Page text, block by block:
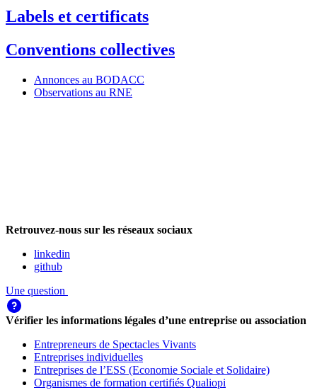
Labels et certificats
Conventions collectives
Annonces au BODACC
Observations au RNE
Retrouvez-nous sur les réseaux sociaux
linkedin
github
Une question
Vérifier les informations légales d’une entreprise ou association
Entrepreneurs de Spectacles Vivants
Entreprises individuelles
Entreprises de l’ESS (Economie Sociale et Solidaire)
Organismes de formation certifiés Qualiopi